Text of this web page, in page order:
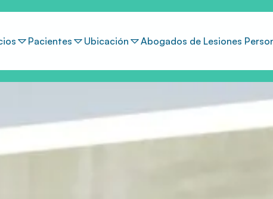
Pacientes Ubicación Abogados de Lesiones